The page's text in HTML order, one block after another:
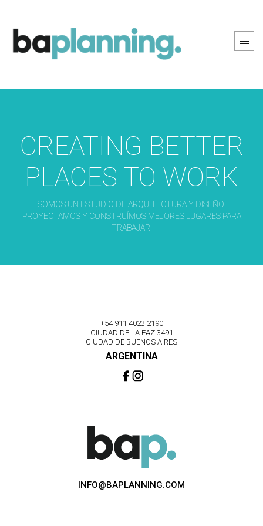
CREATING BETTER
PLACES TO WORK
SOMOS UN ESTUDIO DE ARQUITECTURA Y DISEÑO.
PROYECTAMOS Y CONSTRUÍMOS MEJORES LUGARES PARA
TRABAJAR.
+54 911 4023 2190
CIUDAD DE LA PAZ 3491
CIUDAD DE BUENOS AIRES
ARGENTINA
INFO@BAPLANNING.COM